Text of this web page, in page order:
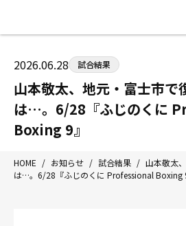
HOME
ジムについて
トレーニング
アマ・スパー各大会・キッズ
選手・スタッフ
見学・1日体験
2026.06.28 試合結果
山本敬太、地元・富士市で
は…。6/28『ふじのくに
Boxing 9』
HOME / お知らせ / 試合結果 / 山本敬太
は…。6/28『ふじのくに Professional Boxing